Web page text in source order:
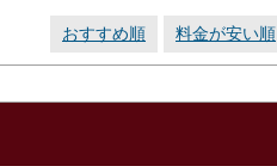
おすすめ順 料金が安い順